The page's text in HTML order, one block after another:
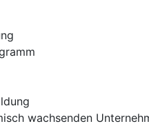
wachsenden